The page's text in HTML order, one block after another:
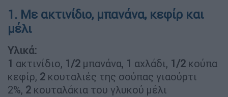
1. Με ακτινίδιο, μπανάνα, κεφίρ και
μέλι
Υλικά:
1 ακτινίδιο, 1/2 μπανάνα, 1 αχλάδι, 1/2 κούπα
κεφίρ, 2 κουταλιές της σούπας γιαούρτι
2%, 2 κουταλάκια του γλυκού μέλι